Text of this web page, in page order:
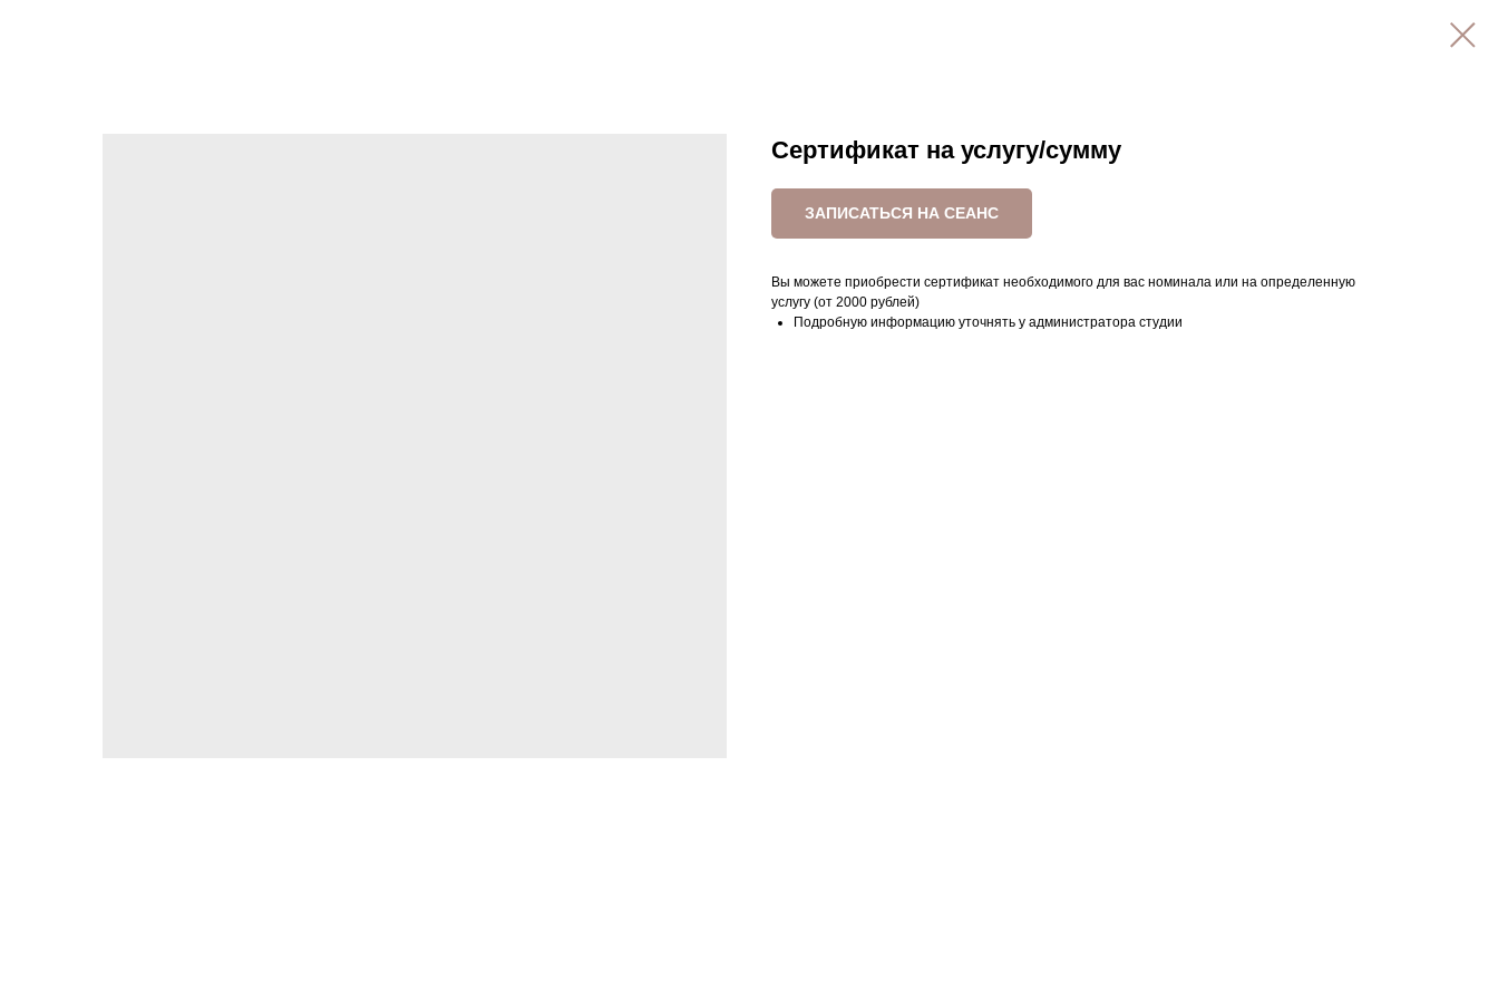
Сертификат на услугу/сумму
ЗАПИСАТЬСЯ НА СЕАНС
Вы можете приобрести сертификат необходимого для вас номинала или на определенную
услугу (от 2000 рублей)
Подробную информацию уточнять у администратора студии